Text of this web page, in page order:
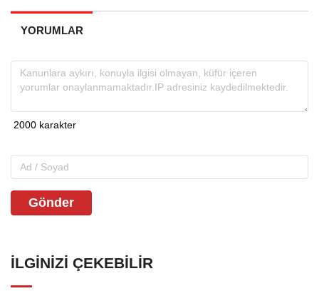
YORUMLAR
Gönder
İLGINIZI ÇEKEBILIR